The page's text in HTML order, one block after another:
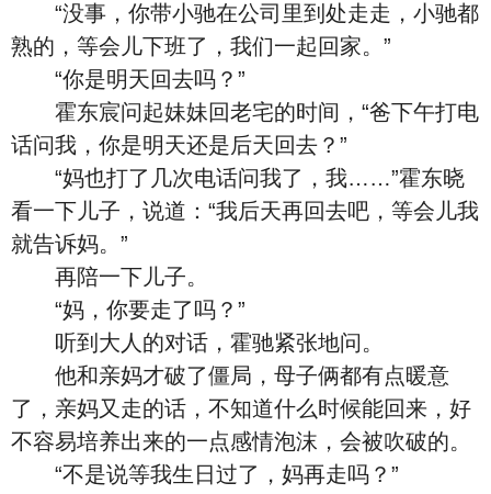
“没事，你带小驰在公司里到处走走，小驰都
熟的，等会儿下班了，我们一起回家。”
“你是明天回去吗？”
霍东宸问起妹妹回老宅的时间，“爸下午打电
话问我，你是明天还是后天回去？”
“妈也打了几次电话问我了，我……”霍东晓
看一下儿子，说道：“我后天再回去吧，等会儿我
就告诉妈。”
再陪一下儿子。
“妈，你要走了吗？”
听到大人的对话，霍驰紧张地问。
他和亲妈才破了僵局，母子俩都有点暖意
了，亲妈又走的话，不知道什么时候能回来，好
不容易培养出来的一点感情泡沫，会被吹破的。
“不是说等我生日过了，妈再走吗？”